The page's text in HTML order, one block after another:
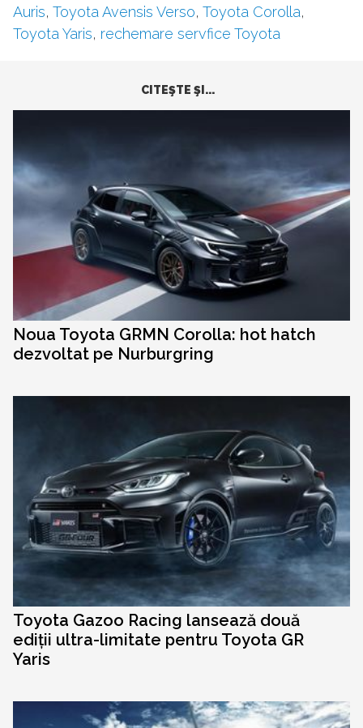
Auris, Toyota Avensis Verso, Toyota Corolla,
Toyota Yaris, rechemare servfice Toyota
CITEŞTE ŞI...
Noua Toyota GRMN Corolla: hot hatch
dezvoltat pe Nurburgring
Toyota Gazoo Racing lansează două
ediții ultra-limitate pentru Toyota GR
Yaris